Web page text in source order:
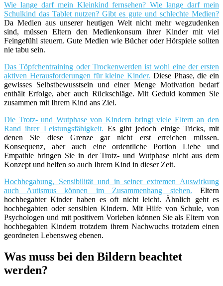
Wie lange darf mein Kleinkind fernsehen? Wie lange darf mein
Schulkind das Tablet nutzen? Gibt es gute und schlechte Medien?
Da Medien aus unserer heutigen Welt nicht mehr wegzudenken
sind, müssen Eltern den Medienkonsum ihrer Kinder mit viel
Feingefühl steuern. Gute Medien wie Bücher oder Hörspiele sollten
nie tabu sein.
Das Töpfchentraining oder Trockenwerden ist wohl eine der ersten
aktiven Herausforderungen für kleine Kinder. Diese Phase, die ein
gewisses Selbstbewusstsein und einer Menge Motivation bedarf
enthält Erfolge, aber auch Rückschläge. Mit Geduld kommen Sie
zusammen mit Ihrem Kind ans Ziel.
Die Trotz- und Wutphase von Kindern bringt viele Eltern an den
Rand ihrer Leistungsfähigkeit. Es gibt jedoch einige Tricks, mit
denen Sie diese Grenze gar nicht erst erreichen müssen.
Konsequenz, aber auch eine ordentliche Portion Liebe und
Empathie bringen Sie in der Trotz- und Wutphase nicht aus dem
Konzept und helfen so auch Ihrem Kind in dieser Zeit.
Hochbegabung, Sensibilität und in seiner extremen Auswirkung
auch Autismus können im Zusammenhang stehen. Eltern
hochbegabter Kinder haben es oft nicht leicht. Ähnlich geht es
hochbegabten oder sensiblen Kindern. Mit Hilfe von Schule, von
Psychologen und mit positivem Vorleben können Sie als Eltern von
hochbegabten Kindern trotzdem ihrem Nachwuchs trotzdem einen
geordneten Lebensweg ebenen.
Was muss bei den Bildern beachtet
werden?